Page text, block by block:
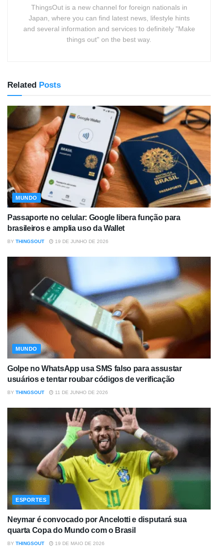
ThingsOut is a new channel for foreign nationals in
Japan, where you can find latest news, lifestyle hints
and several information and services to definitely "Make
things out" on the best way.
Related Posts
MUNDO
Passaporte no celular: Google libera função para
brasileiros e amplia uso da Wallet
BY THINGSOUT 19 DE JUNHO DE 2026
MUNDO
Golpe no WhatsApp usa SMS falso para assustar
usuários e tentar roubar códigos de verificação
BY THINGSOUT 11 DE JUNHO DE 2026
ESPORTES
Neymar é convocado por Ancelotti e disputará sua
quarta Copa do Mundo com o Brasil
BY THINGSOUT 19 DE MAIO DE 2026